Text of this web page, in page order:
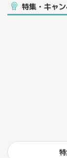
特集・キャ